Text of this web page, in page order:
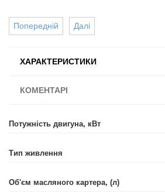
Далі
Попередній
ХАРАКТЕРИСТИКИ
КОМЕНТАРІ
Потужність двигуна, кВт
Тип живлення
Об'єм масляного картера, (л)